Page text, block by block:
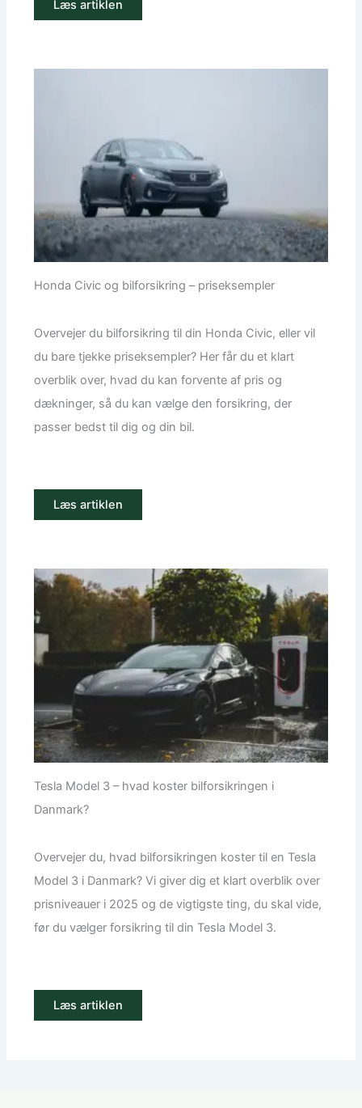
Læs artiklen
Honda Civic og bilforsikring – priseksempler
Overvejer du bilforsikring til din Honda Civic, eller vil
du bare tjekke priseksempler? Her får du et klart
overblik over, hvad du kan forvente af pris og
dækninger, så du kan vælge den forsikring, der
passer bedst til dig og din bil.
Læs artiklen
Tesla Model 3 – hvad koster bilforsikringen i
Danmark?
Overvejer du, hvad bilforsikringen koster til en Tesla
Model 3 i Danmark? Vi giver dig et klart overblik over
prisniveauer i 2025 og de vigtigste ting, du skal vide,
før du vælger forsikring til din Tesla Model 3.
Læs artiklen